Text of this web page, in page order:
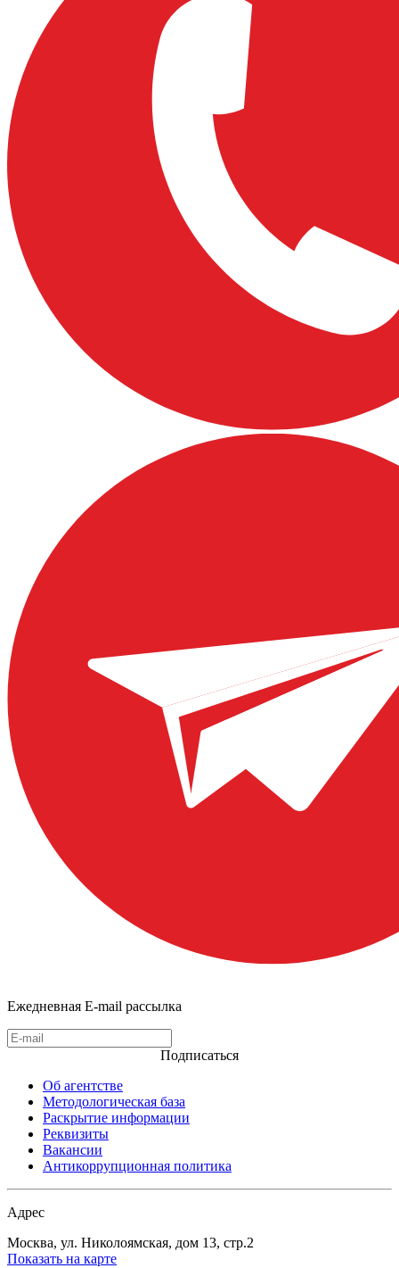
Ежедневная E-mail рассылка
Подписаться
Об агентстве
Методологическая база
Раскрытие информации
Реквизиты
Вакансии
Антикоррупционная политика
Адрес
Москва, ул. Николоямская, дом 13, стр.2
Показать на карте